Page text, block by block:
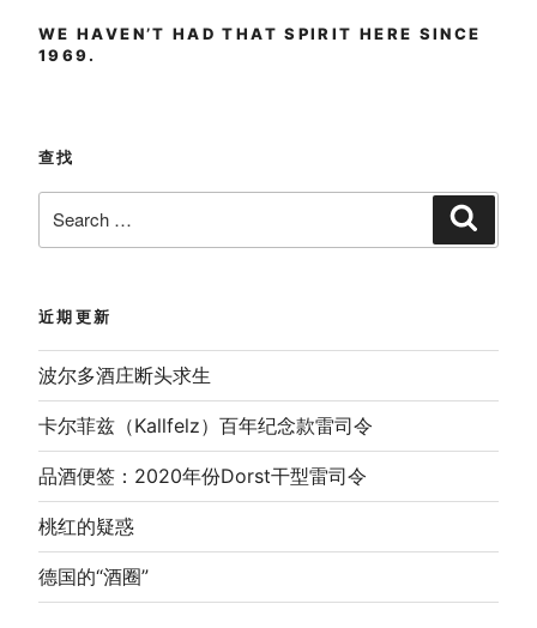
WE HAVEN’T HAD THAT SPIRIT HERE SINCE
1969.
查找
for:
近期更新
波尔多酒庄断头求生
卡尔菲兹（Kallfelz）百年纪念款雷司令
品酒便签：2020年份Dorst干型雷司令
桃红的疑惑
德国的“酒圈”